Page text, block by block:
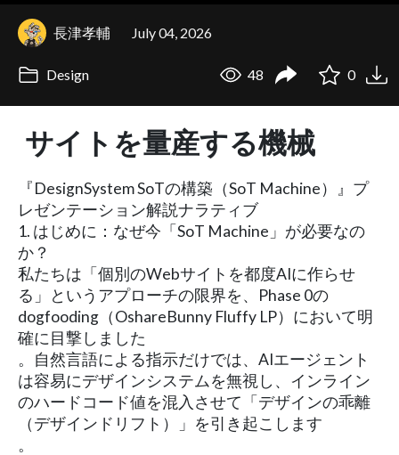
長津孝輔 July 04, 2026
Design 48 0
サイトを量産する機械
『DesignSystem SoTの構築（SoT Machine）』プ
レゼンテーション解説ナラティブ
1. はじめに：なぜ今「SoT Machine」が必要なの
か？
私たちは「個別のWebサイトを都度AIに作らせ
る」というアプローチの限界を、Phase 0の
dogfooding（OshareBunny Fluffy LP）において明
確に目撃しました
。自然言語による指示だけでは、AIエージェント
は容易にデザインシステムを無視し、インライン
のハードコード値を混入させて「デザインの乖離
（デザインドリフト）」を引き起こします
。